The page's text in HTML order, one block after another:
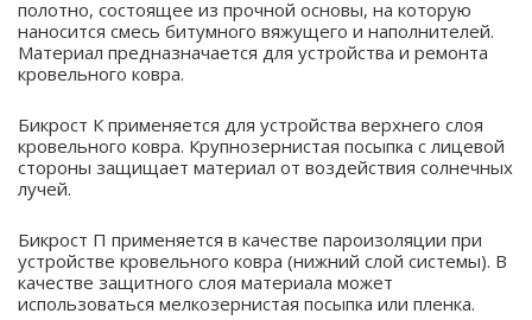
полотно, состоящее из прочной основы, на которую
наносится смесь битумного вяжущего и наполнителей.
Материал предназначается для устройства и ремонта
кровельного ковра.
Бикрост К применяется для устройства верхнего слоя
кровельного ковра. Крупнозернистая посыпка с лицевой
стороны защищает материал от воздействия солнечных
лучей.
Бикрост П применяется в качестве пароизоляции при
устройстве кровельного ковра (нижний слой системы). В
качестве защитного слоя материала может
использоваться мелкозернистая посыпка или пленка.